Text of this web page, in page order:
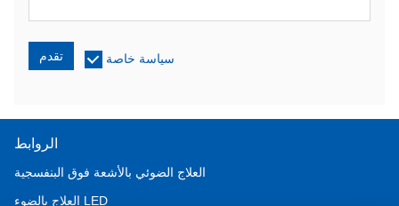
تقدم سياسة خاصة
الروابط
العلاج الضوئي بالأشعة فوق البنفسجية
العلاج بالضوء LED